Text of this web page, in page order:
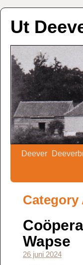
Ut
Deever
Category
Wapse
26 juni 2024